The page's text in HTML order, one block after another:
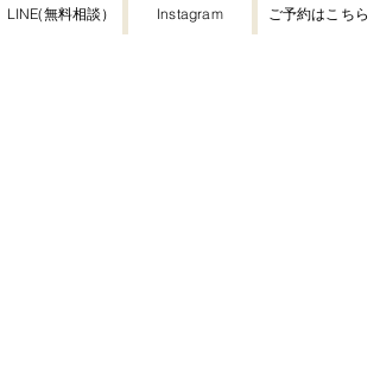
痛み
LINE(無料相談） Instagram ご予約はこちら